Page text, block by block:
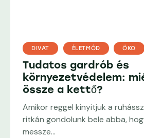
DIVAT ÉLETMÓD ÖKO
Tudatos gardrób és
környezetvédelem:
össze a kettő?
Amikor reggel kinyitjuk a
ritkán gondolunk bele abba,
messze…